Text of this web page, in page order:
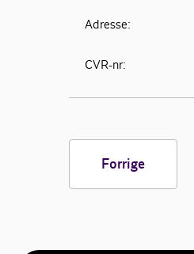
Adresse:
CVR-nr:
Forrige